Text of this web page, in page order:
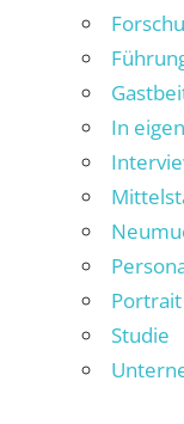
In
Portrait
Studie